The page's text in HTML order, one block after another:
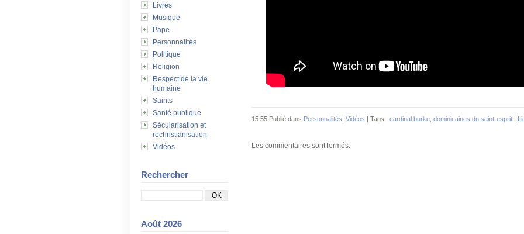
Livres
Musique
Pape
Personnalités
Politique
Religion
Respect de la vie
humaine
Saints
Santé publique
Sécularisation et
rechristianisation
Vidéos
Rechercher
Août 2026
15:55 Publié dans Personnalités Vidéos | Tags : cardinal burke dominicaines du saint-esprit |
Les commentaires sont fermés.